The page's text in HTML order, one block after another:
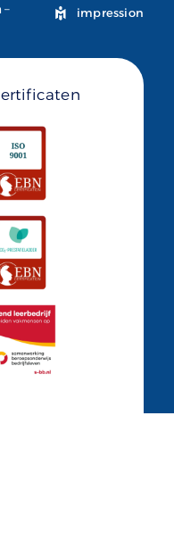
impression